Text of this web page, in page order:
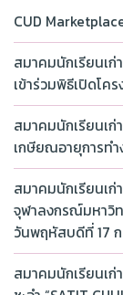
CUD
สมาคมนักเรียนเก่
เข้าร่วมพิธีเปิดโค
สมาคมนักเรียนเก่
เกษียณอายุการทำ
สมาคมนักเรียนเก่
จุฬาลงกรณ์มหาวิท
วันพฤหัสบดีที่ 17
สมาคมนักเรียนเ